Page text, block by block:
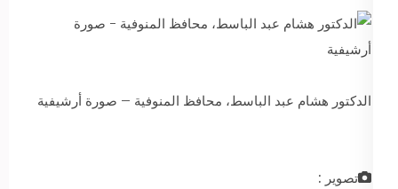
الدكتور هشام عبد الباسط، محافظ المنوفية – صورة أرشيفية
تصوير :